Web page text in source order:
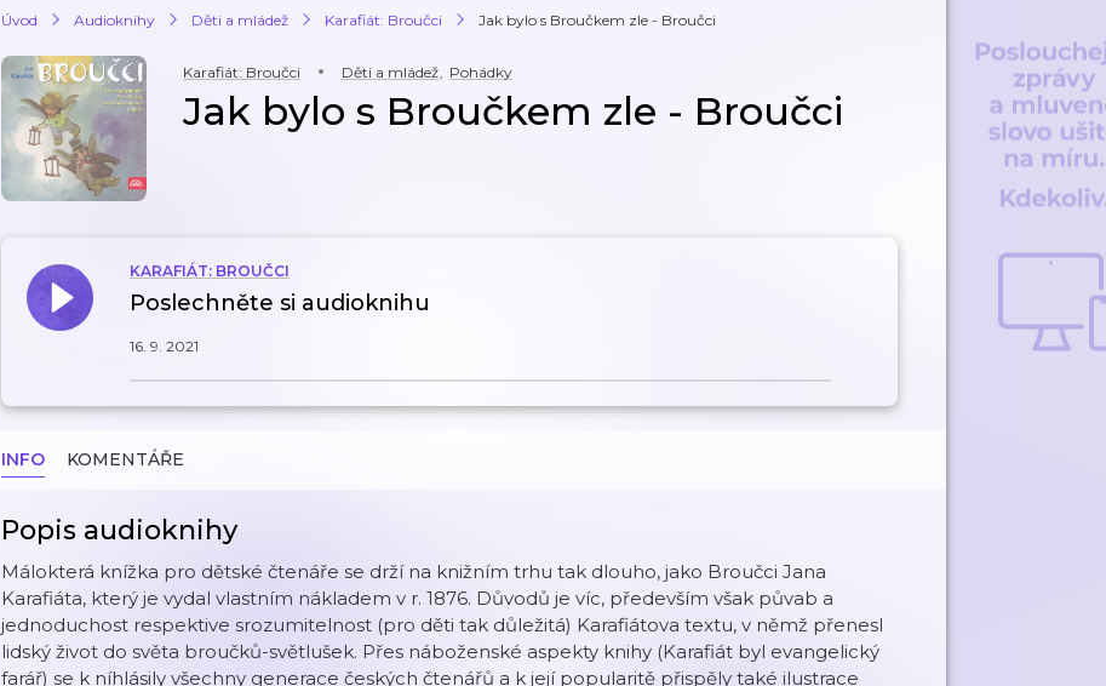
Úvod Audioknihy Děti a mládež Karafiát: Broučci Jak bylo s Broučkem zle - Broučci
Karafiát: Broučci Děti a mládež, Pohádky
Jak bylo s Broučkem zle - Broučci
KARAFIÁT: BROUČCI
Poslechněte si audioknihu
16. 9. 2021
INFO KOMENTÁŘE
Popis audioknihy
Málokterá knížka pro dětské čtenáře se drží na knižním trhu tak dlouho, jako Broučci Jana
Karafiáta, který je vydal vlastním nákladem v r. 1876. Důvodů je víc, především však půvab a
jednoduchost respektive srozumitelnost (pro děti tak důležitá) Karafiátova textu, v němž přenesl
lidský život do světa broučků-světlušek. Přes náboženské aspekty knihy (Karafiát byl evangelický
farář) se k níhlásily všechny generace českých čtenářů a k její popularitě přispěly také ilustrace